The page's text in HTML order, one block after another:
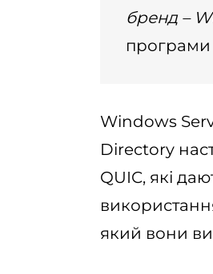
бренд –
Windows
Directory
QUIC, які
який вони